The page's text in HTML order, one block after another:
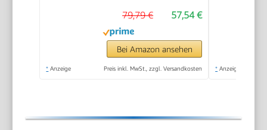
57,54 €
79,79 €
Bei Amazon ansehen
* Anzeige Preis inkl. MwSt., zzgl. Versandkosten * Anzeige